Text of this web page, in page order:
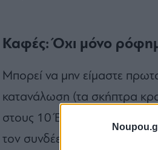
Καφές: Όχι μόνο
Μπορεί να μην είμαστε
κατανάλωση (τα σκήπτρα
στους 10 Έλληνες πίνουν
τον συνδέει με τις